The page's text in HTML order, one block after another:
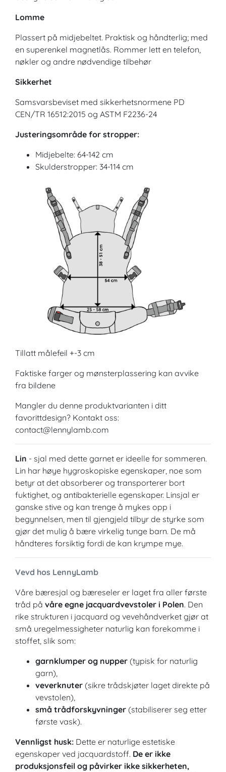
Lomme
Plassert på midjebeltet. Praktisk og håndterlig; med
en superenkel magnetlås. Rommer lett en telefon,
nøkler og andre nødvendige tilbehør
Sikkerhet
Samsvarsbeviset med sikkerhetsnormene PD
CEN/TR 16512:2015 og ASTM F2236-24
Justeringsområde for stropper:
Midjebelte: 64-142 cm
Skulderstropper: 34-114 cm
Tillatt målefeil +-3 cm
Faktiske farger og mønsterplassering kan avvike
fra bildene
Mangler du denne produktvarianten i ditt
favorittdesign? Kontakt oss:
contact@lennylamb.com
Lin - sjal med dette garnet er ideelle for sommeren.
Lin har høye hygroskopiske egenskaper, noe som
betyr at det absorberer og transporterer bort
fuktighet, og antibakterielle egenskaper. Linsjal er
ganske stive og kan trenge å mykes opp i
begynnelsen, men til gjengjeld tilbyr de styrke som
gjør det mulig å bære virkelig tunge barn. De må
håndteres forsiktig fordi de kan krympe mye.
Vevd hos LennyLamb
Våre bæresjal og bæreseler er laget fra aller første
tråd på våre egne jacquardvevstoler i Polen. Den
rike strukturen i jacquard og vevehåndverket gjør at
små uregelmessigheter naturlig kan forekomme i
stoffet, slik som:
garnklumper og nupper (typisk for naturlig
garn),
veverknuter (sikre trådskjøter laget direkte på
vevstolen),
små trådforskyvninger (stabiliserer seg etter
første vask).
Vennligst husk: Dette er naturlige estetiske
egenskaper ved jacquardstoff. De er ikke
produksjonsfeil og påvirker ikke sikkerheten,